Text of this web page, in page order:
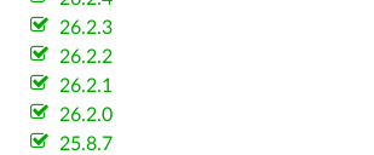
26.2.3
26.2.2
26.2.1
26.2.0
25.8.7